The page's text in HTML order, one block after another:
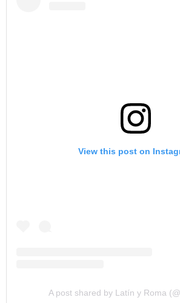
View this post on
A post shared by Latín y Roma